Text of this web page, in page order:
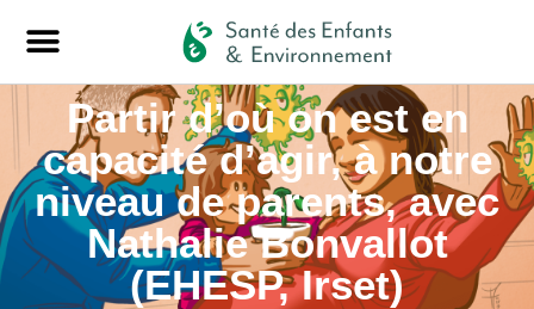
Partir d’où on est en
capacité d’agir, à notre
niveau de parents, avec
Nathalie Bonvallot
(EHESP, Irset)